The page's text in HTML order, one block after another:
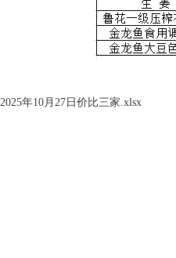
年10月27日价比三家.xlsx